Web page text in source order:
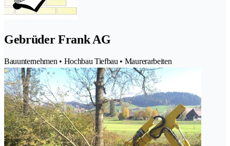
Gebrüder Frank AG
Bauunternehmen • Hochbau Tiefbau • Maurerarbeiten